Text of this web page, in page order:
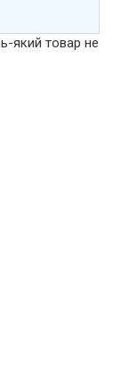
який товар не